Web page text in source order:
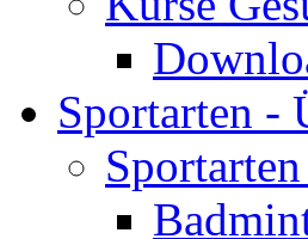
Sportarten -